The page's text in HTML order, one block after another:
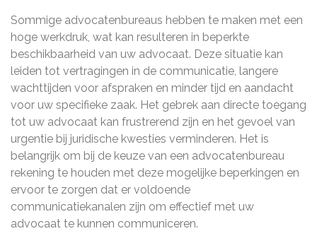
Sommige advocatenbureaus hebben te maken met een
hoge werkdruk, wat kan resulteren in beperkte
beschikbaarheid van uw advocaat. Deze situatie kan
leiden tot vertragingen in de communicatie, langere
wachttijden voor afspraken en minder tijd en aandacht
voor uw specifieke zaak. Het gebrek aan directe toegang
tot uw advocaat kan frustrerend zijn en het gevoel van
urgentie bij juridische kwesties verminderen. Het is
belangrijk om bij de keuze van een advocatenbureau
rekening te houden met deze mogelijke beperkingen en
ervoor te zorgen dat er voldoende
communicatiekanalen zijn om effectief met uw
advocaat te kunnen communiceren.